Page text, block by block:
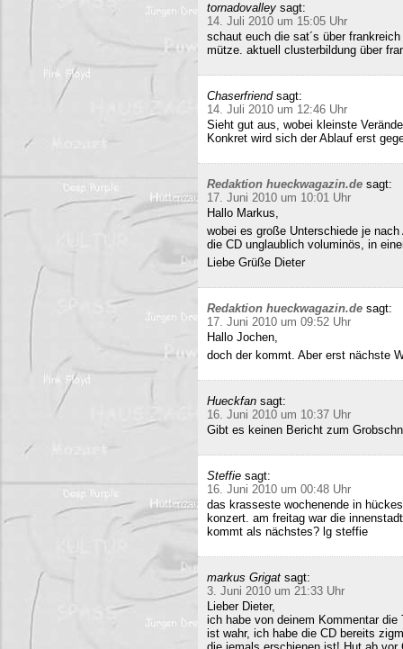
tornadovalley sagt:
14. Juli 2010 um 15:05 Uhr
schaut euch die sat´s über
mütze. aktuell clusterbildung über
Chaserfriend sagt:
14. Juli 2010 um 12:46 Uhr
Sieht gut aus, wobei kleinste
Konkret wird sich der Ablauf erst
Redaktion hueckwagazin.de sagt:
17. Juni 2010 um 10:01 Uhr
Hallo Markus,
wobei es große Unterschiede je
die CD unglaublich voluminös, in
Liebe Grüße Dieter
Redaktion hueckwagazin.de sagt:
17. Juni 2010 um 09:52 Uhr
Hallo Jochen,
doch der kommt. Aber erst nächste
Hueckfan sagt:
16. Juni 2010 um 10:37 Uhr
Gibt es keinen Bericht zum
Steffie sagt:
16. Juni 2010 um 00:48 Uhr
das krasseste wochenende in
konzert. am freitag war die
kommt als nächstes? lg steffie
markus Grigat sagt:
3. Juni 2010 um 21:33 Uhr
Lieber Dieter,
ich habe von deinem Kommentar
ist wahr, ich habe die CD bereits